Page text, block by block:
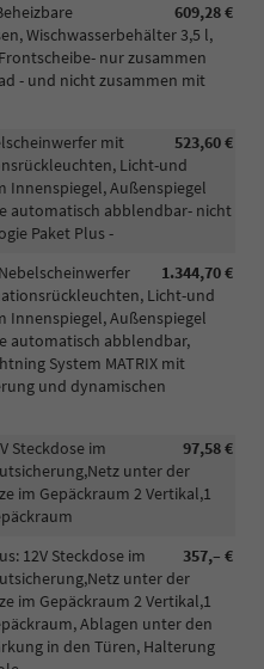
609,28 €
Wischwasserbehälter 3,5 l,
nur zusammen
- und nicht zusammen mit
523,60 €
mit
Licht-und
Innenspiegel, Außenspiegel
automatisch abblendbar- nicht
Paket Plus -
1.344,70 €
Licht-und
Innenspiegel, Außenspiegel
automatisch abblendbar,
System MATRIX mit
und dynamischen
97,58 €
Steckdose im
unter der
im Gepäckraum 2 Vertikal,1
357,– €
12V Steckdose im
unter der
im Gepäckraum 2 Vertikal,1
Ablagen unter den
in den Türen, Halterung